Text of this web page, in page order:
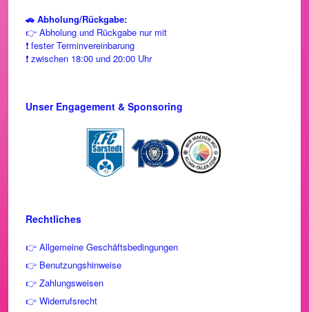
🚗 Abholung/Rückgabe:
👉 Abholung und Rückgabe nur mit
❗ fester Terminvereinbarung
❗ zwischen 18:00 und 20:00 Uhr
Unser Engagement & Sponsoring
Rechtliches
👉 Allgemeine Geschäftsbedingungen
👉 Benutzungshinweise
👉 Zahlungsweisen
👉 Widerrufsrecht